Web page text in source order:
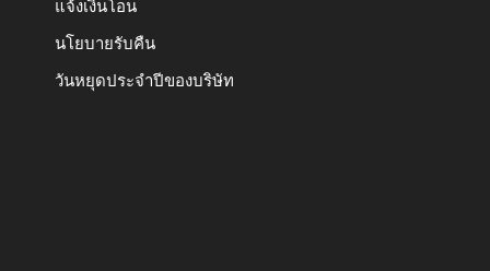
แจ้งเงินโอน
นโยบายรับคืน
วันหยุดประจำปีของบริษัท